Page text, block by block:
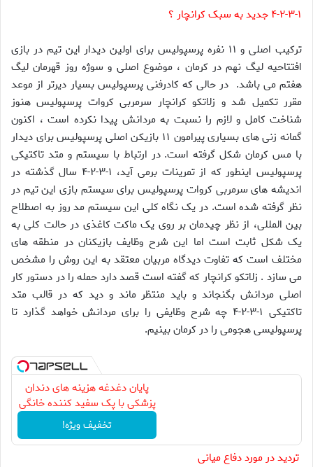
۴-۲-۳-۱ جدید به سبک کرانچار ؟
ترکیب اصلی و ۱۱ نفره پرسپولیس برای اولین دیدار این تیم در بازی
افتتاحیه لیگ نهم در کرمان ، موضوع اصلی و سوژه روز قهرمان لیگ
هفتم می باشد. در حالی که کادرفنی پرسپولیس بسیار دیرتر از موعد
مقرر تکمیل شد و زلاتکو کرانچار سرمربی کروات پرسپولیس هنوز
شناخت کامل و لازم را نسبت به مردانش پیدا نکرده است ، اکنون
گمانه زنی های بسیاری پیرامون ۱۱ بازیکن اصلی پرسپولیس برای دیدار
با مس کرمان شکل گرفته است. در ارتباط با سیستم و متد تاکتیکی
پرسپولیس اینطور که از تمرینات برمی آید، ۱-۳-۲-۴ سال گذشته در
اندیشه های سرمربی کروات پرسپولیس برای سیستم بازی این تیم در
نظر گرفته شده است. در یک نگاه کلی این سیستم مد روز به اصطلاح
بین المللی، از نظر چیدمان بر روی یک ماکت کاغذی در حالت کلی به
یک شکل ثابت است اما این شرح وظایف بازیکنان در منطقه های
مختلف است که تفاوت دیدگاه مربیان معتقد به این روش را مشخص
می سازد . زلاتکو کرانچار که گفته است قصد دارد حمله را در دستور کار
اصلی مردانش بگنجاند و باید منتظر ماند و دید که در قالب متد
تاکتیکی ۱-۳-۲-۴ چه شرح وظایفی را برای مردانش خواهد گذارد تا
پرسپولیسی هجومی را در کرمان بینیم.
پایان دغدغه هزینه های دندان
پزشکی با پک سفید کننده خانگی
تخفیف ویژه!
تردید در مورد دفاع میانی